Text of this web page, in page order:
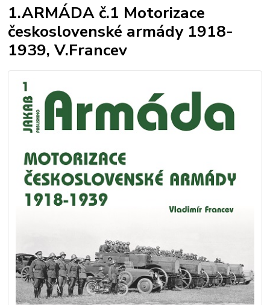
1.ARMÁDA č.1 Motorizace
československé armády 1918-
1939, V.Francev